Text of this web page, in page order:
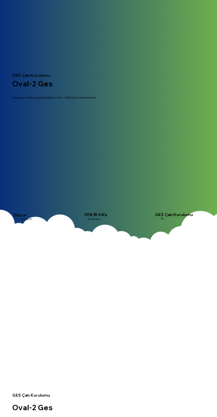
Oval-2 Ges
GES Çatı Kurulumu
Energiesan olarak gerçekleştirdiğimiz Oval - 2 GES Çatı Kurulumu İşlemi
Kurulu Güç
1318,35 kWp
Lokasyon
Düzce
Tür
GES Çatı Kurulumu
GES Çatı Kurulumu
Oval-2 Ges